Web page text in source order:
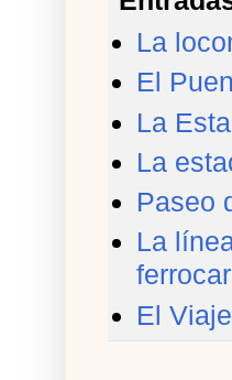
La
El
La
La
Paseo
La
El